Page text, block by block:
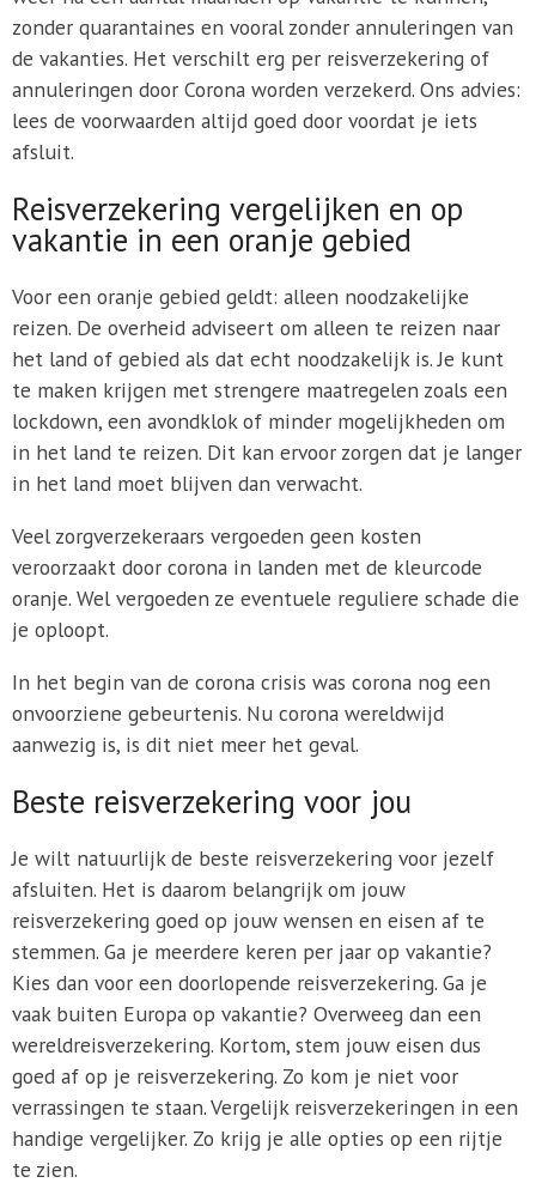
zonder quarantaines en vooral zonder annuleringen van
de vakanties. Het verschilt erg per reisverzekering of
annuleringen door Corona worden verzekerd. Ons advies:
lees de voorwaarden altijd goed door voordat je iets
afsluit.
Reisverzekering vergelijken en op
vakantie in een oranje gebied
Voor een oranje gebied geldt: alleen noodzakelijke
reizen. De overheid adviseert om alleen te reizen naar
het land of gebied als dat echt noodzakelijk is. Je kunt
te maken krijgen met strengere maatregelen zoals een
lockdown, een avondklok of minder mogelijkheden om
in het land te reizen. Dit kan ervoor zorgen dat je langer
in het land moet blijven dan verwacht.
Veel zorgverzekeraars vergoeden geen kosten
veroorzaakt door corona in landen met de kleurcode
oranje. Wel vergoeden ze eventuele reguliere schade die
je oploopt.
In het begin van de corona crisis was corona nog een
onvoorziene gebeurtenis. Nu corona wereldwijd
aanwezig is, is dit niet meer het geval.
Beste reisverzekering voor jou
Je wilt natuurlijk de beste reisverzekering voor jezelf
afsluiten. Het is daarom belangrijk om jouw
reisverzekering goed op jouw wensen en eisen af te
stemmen. Ga je meerdere keren per jaar op vakantie?
Kies dan voor een doorlopende reisverzekering. Ga je
vaak buiten Europa op vakantie? Overweeg dan een
wereldreisverzekering. Kortom, stem jouw eisen dus
goed af op je reisverzekering. Zo kom je niet voor
verrassingen te staan. Vergelijk reisverzekeringen in een
handige vergelijker. Zo krijg je alle opties op een rijtje
te zien.